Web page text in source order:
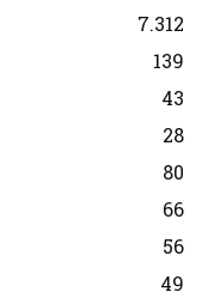
7.312
139
43
28
80
66
56
49